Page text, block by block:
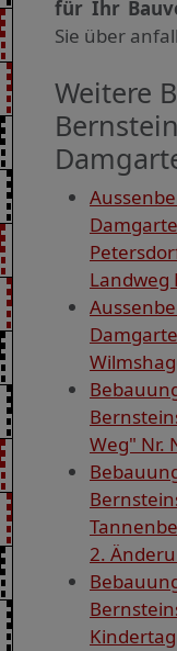
für Ihr
Sie über
Weitere
Landweg
Weg" Nr.
2.